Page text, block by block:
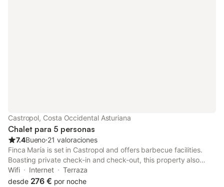
Castropol, Costa Occidental Asturiana
Chalet para 5 personas
7.4Bueno⋅21 valoraciones
Finca María is set in Castropol and offers barbecue facilities.
Boasting private check-in and check-out, this property also
provides guests with a picnic area. There is a sun terrace and
guests can make use of free WiFi and free private parking.
Wifi Internet
Terraza
desde 276 € por noche